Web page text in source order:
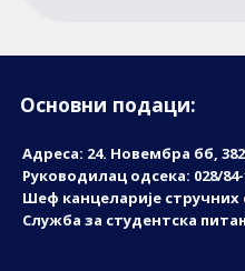
Основни подаци:
Адреса: 24. Новембрa бб,
Руководилац одсека: 028/84-
Шеф канцеларије стручних
Служба за студентска